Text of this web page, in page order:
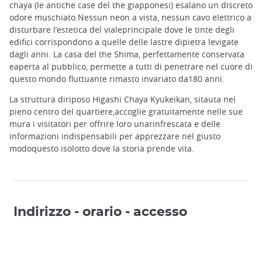
chaya (le antiche case del the giapponesi) esalano un discreto
odore muschiato.Nessun neon a vista, nessun cavo elettrico a
disturbare l’estetica del vialeprincipale dove le tinte degli
edifici corrispondono a quelle delle lastre dipietra levigate
dagli anni. La casa del the Shima, perfettamente conservata
eaperta al pubblico, permette a tutti di penetrare nel cuore di
questo mondo fluttuante rimasto invariato da180 anni.
La struttura diriposo Higashi Chaya Kyukeikan, sitauta nel
pieno centro del quartiere,accoglie gratuitamente nelle sue
mura i visitatori per offrire loro unarinfrescata e delle
informazioni indispensabili per apprezzare nel giusto
modoquesto isolotto dove la storia prende vita.
Indirizzo - orario - accesso